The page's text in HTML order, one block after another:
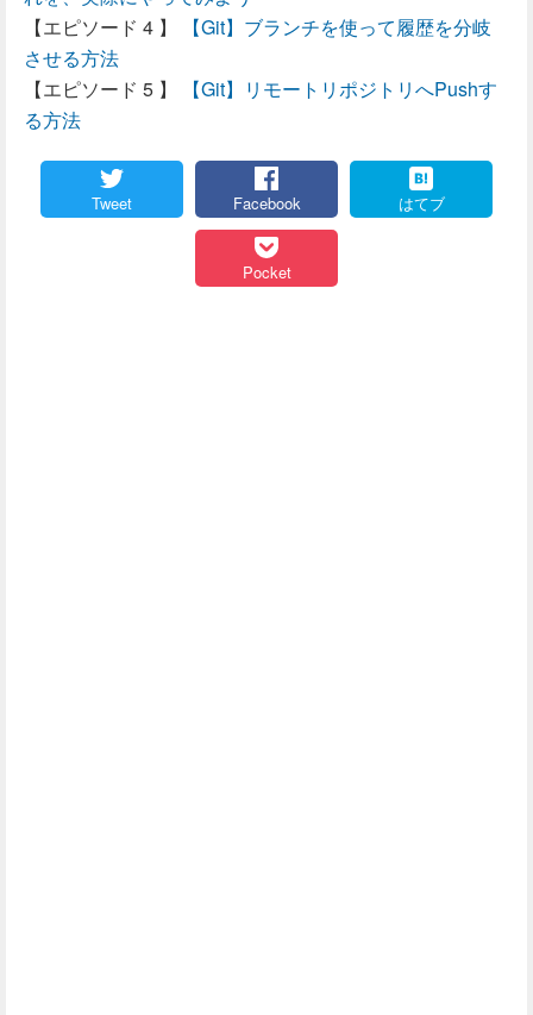
【Git】ブランチを使って履歴を分岐
させる方法
【Git】リモートリポジトリへPushす
る方法
Tweet Facebook はてブ
Pocket